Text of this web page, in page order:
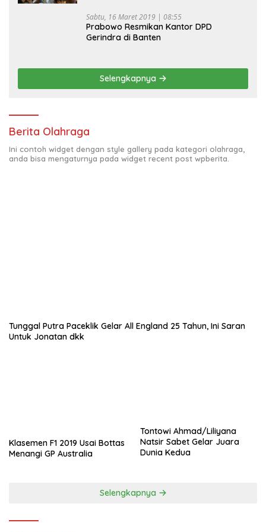
Sabtu, 16 Maret 2019 | 08:55
Prabowo Resmikan Kantor DPD
Gerindra di Banten
Selengkapnya
Berita Olahraga
Ini contoh widget dengan style gallery pada kategori olahraga,
anda bisa mengaturnya pada widget recent post wpberita.
Tunggal Putra Paceklik Gelar All England 25 Tahun, Ini Saran
Untuk Jonatan dkk
Klasemen F1 2019 Usai Bottas
Menangi GP Australia
Tontowi Ahmad/Liliyana
Natsir Sabet Gelar Juara
Dunia Kedua
Selengkapnya